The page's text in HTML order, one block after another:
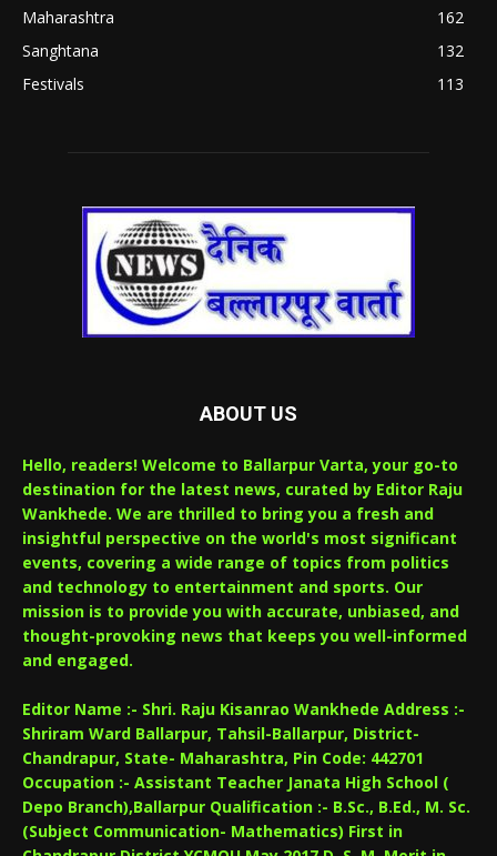
Maharashtra
162
Sanghtana
132
Festivals
113
ABOUT US
Hello, readers! Welcome to Ballarpur Varta, your go-to
destination for the latest news, curated by Editor Raju
Wankhede. We are thrilled to bring you a fresh and
insightful perspective on the world's most significant
events, covering a wide range of topics from politics
and technology to entertainment and sports. Our
mission is to provide you with accurate, unbiased, and
thought-provoking news that keeps you well-informed
and engaged.
Editor Name :- Shri. Raju Kisanrao Wankhede Address :-
Shriram Ward Ballarpur, Tahsil-Ballarpur, District-
Chandrapur, State- Maharashtra, Pin Code: 442701
Occupation :- Assistant Teacher Janata High School (
Depo Branch),Ballarpur Qualification :- B.Sc., B.Ed., M. Sc.
(Subject Communication- Mathematics) First in